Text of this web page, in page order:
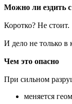
Можно ли ездить
Коротко? Не стоит.
И дело не только в
Чем это опасно
При сильном
меняется